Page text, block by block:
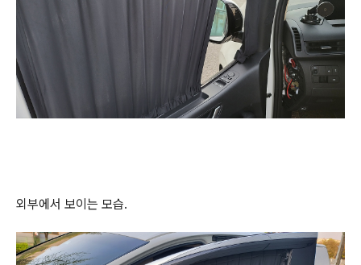
외부에서 보이는 모습.